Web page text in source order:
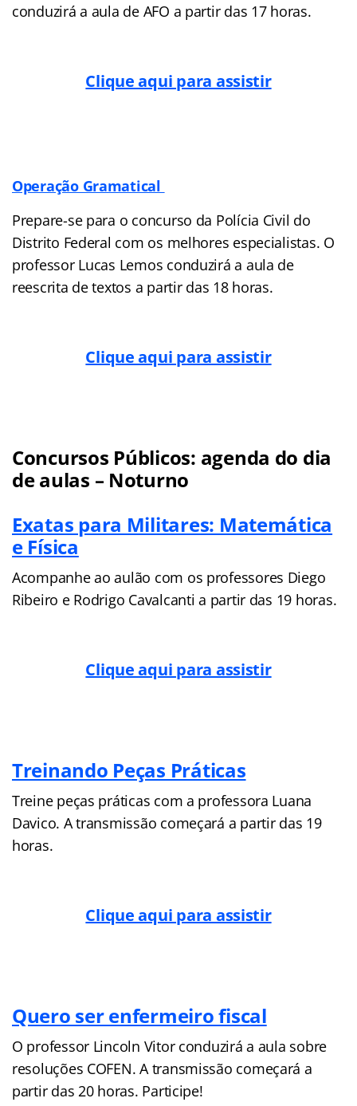
conduzirá a aula de AFO a partir das 17 horas.
Clique aqui para assistir
Operação Gramatical
Prepare-se para o concurso da Polícia Civil do
Distrito Federal com os melhores especialistas. O
professor Lucas Lemos conduzirá a aula de
reescrita de textos a partir das 18 horas.
Clique aqui para assistir
Concursos Públicos: agenda do dia
de aulas – Noturno
Exatas para Militares: Matemática
e Física
Acompanhe ao aulão com os professores Diego
Ribeiro e Rodrigo Cavalcanti a partir das 19 horas.
Clique aqui para assistir
Treinando Peças Práticas
Treine peças práticas com a professora Luana
Davico. A transmissão começará a partir das 19
horas.
Clique aqui para assistir
Quero ser enfermeiro fiscal
O professor Lincoln Vitor conduzirá a aula sobre
resoluções COFEN. A transmissão começará a
partir das 20 horas. Participe!